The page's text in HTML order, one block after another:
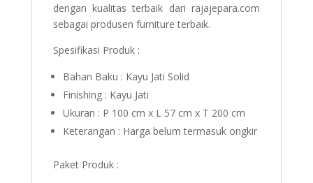
dengan kualitas terbaik dari rajajepara.com
sebagai produsen furniture terbaik.
Spesifikasi Produk :
Bahan Baku : Kayu Jati Solid
Finishing : Kayu Jati
Ukuran : P 100 cm x L 57 cm x T 200 cm
Keterangan : Harga belum termasuk ongkir
Paket Produk :